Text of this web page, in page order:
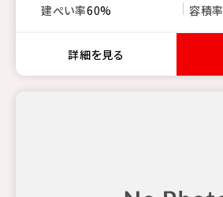
建ぺい率60% 容積率
詳細を見る